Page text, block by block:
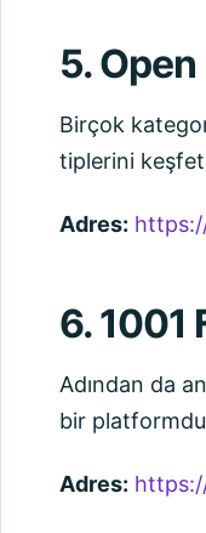
5.
Birçok
tiplerini
Adres:
6. 1001
Adından da
bir
Adres: